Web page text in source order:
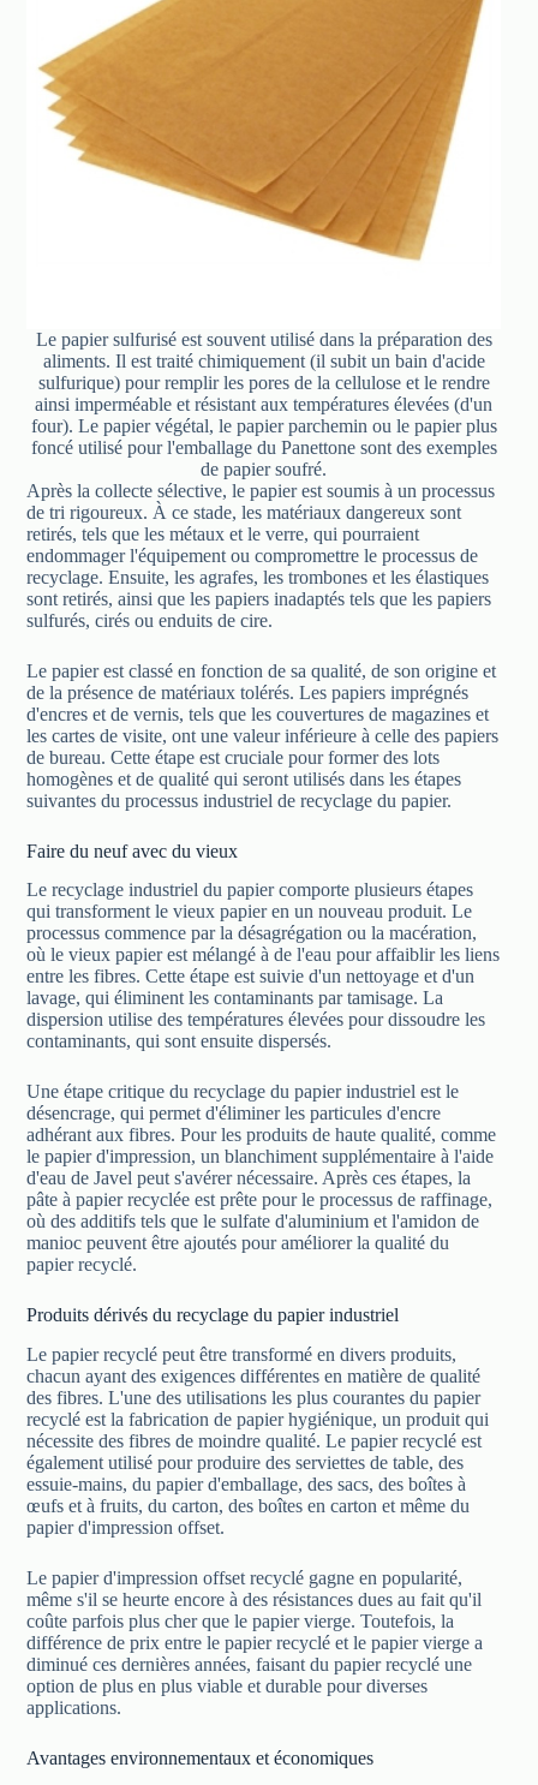
Le papier sulfurisé est souvent utilisé dans la préparation des
aliments. Il est traité chimiquement (il subit un bain d'acide
sulfurique) pour remplir les pores de la cellulose et le rendre
ainsi imperméable et résistant aux températures élevées (d'un
four). Le papier végétal, le papier parchemin ou le papier plus
foncé utilisé pour l'emballage du Panettone sont des exemples
de papier soufré.
Après la collecte sélective, le papier est soumis à un processus
de tri rigoureux. À ce stade, les matériaux dangereux sont
retirés, tels que les métaux et le verre, qui pourraient
endommager l'équipement ou compromettre le processus de
recyclage. Ensuite, les agrafes, les trombones et les élastiques
sont retirés, ainsi que les papiers inadaptés tels que les papiers
sulfurés, cirés ou enduits de cire.
Le papier est classé en fonction de sa qualité, de son origine et
de la présence de matériaux tolérés. Les papiers imprégnés
d'encres et de vernis, tels que les couvertures de magazines et
les cartes de visite, ont une valeur inférieure à celle des papiers
de bureau. Cette étape est cruciale pour former des lots
homogènes et de qualité qui seront utilisés dans les étapes
suivantes du processus industriel de recyclage du papier.
Faire du neuf avec du vieux
Le recyclage industriel du papier comporte plusieurs étapes
qui transforment le vieux papier en un nouveau produit. Le
processus commence par la désagrégation ou la macération,
où le vieux papier est mélangé à de l'eau pour affaiblir les liens
entre les fibres. Cette étape est suivie d'un nettoyage et d'un
lavage, qui éliminent les contaminants par tamisage. La
dispersion utilise des températures élevées pour dissoudre les
contaminants, qui sont ensuite dispersés.
Une étape critique du recyclage du papier industriel est le
désencrage, qui permet d'éliminer les particules d'encre
adhérant aux fibres. Pour les produits de haute qualité, comme
le papier d'impression, un blanchiment supplémentaire à l'aide
d'eau de Javel peut s'avérer nécessaire. Après ces étapes, la
pâte à papier recyclée est prête pour le processus de raffinage,
où des additifs tels que le sulfate d'aluminium et l'amidon de
manioc peuvent être ajoutés pour améliorer la qualité du
papier recyclé.
Produits dérivés du recyclage du papier industriel
Le papier recyclé peut être transformé en divers produits,
chacun ayant des exigences différentes en matière de qualité
des fibres. L'une des utilisations les plus courantes du papier
recyclé est la fabrication de papier hygiénique, un produit qui
nécessite des fibres de moindre qualité. Le papier recyclé est
également utilisé pour produire des serviettes de table, des
essuie-mains, du papier d'emballage, des sacs, des boîtes à
œufs et à fruits, du carton, des boîtes en carton et même du
papier d'impression offset.
Le papier d'impression offset recyclé gagne en popularité,
même s'il se heurte encore à des résistances dues au fait qu'il
coûte parfois plus cher que le papier vierge. Toutefois, la
différence de prix entre le papier recyclé et le papier vierge a
diminué ces dernières années, faisant du papier recyclé une
option de plus en plus viable et durable pour diverses
applications.
Avantages environnementaux et économiques